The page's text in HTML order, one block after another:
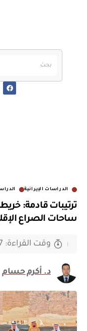
الدراسات الإيرانية
ترتيبات قادمة:
ساحات الصراع
د. أكرم حسام
وقت القراءة: 17 دقيقة